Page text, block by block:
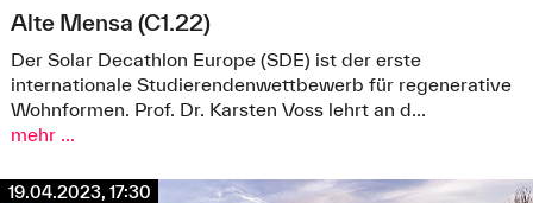
©Solar Decathlon Europe
Alte Mensa (C1.22)
Der Solar Decathlon Europe (SDE) ist der erste
internationale Studierendenwettbewerb für regenerative
Wohnformen. Prof. Dr. Karsten Voss lehrt an d...
mehr ...
19.04.2023, 17:30